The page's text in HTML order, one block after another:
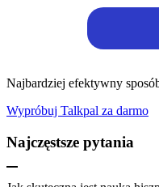
Najbardziej efektywny
Wypróbuj Talkpal za darmo
Najczęstsze pytania